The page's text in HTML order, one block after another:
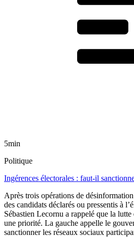
5min
Politique
Ingérences électorales : faut-il
Après trois opérations de
des candidats déclarés ou pressentis à
Sébastien Lecornu a rappelé que la
une priorité. La gauche appelle le
sanctionner les réseaux sociaux